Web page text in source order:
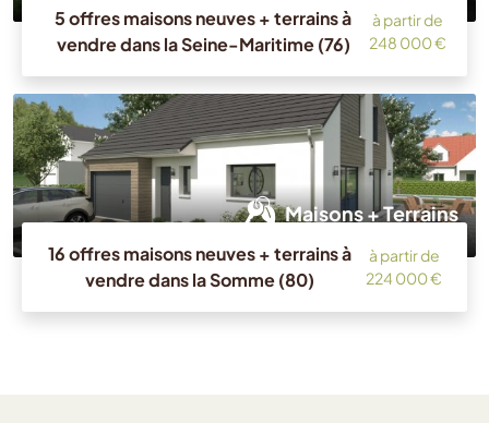
5 offres maisons neuves + terrains à
vendre dans la Seine-Maritime (76)
à partir de
248 000 €
Maisons + Terrains
16 offres maisons neuves + terrains à
vendre dans la Somme (80)
à partir de
224 000 €